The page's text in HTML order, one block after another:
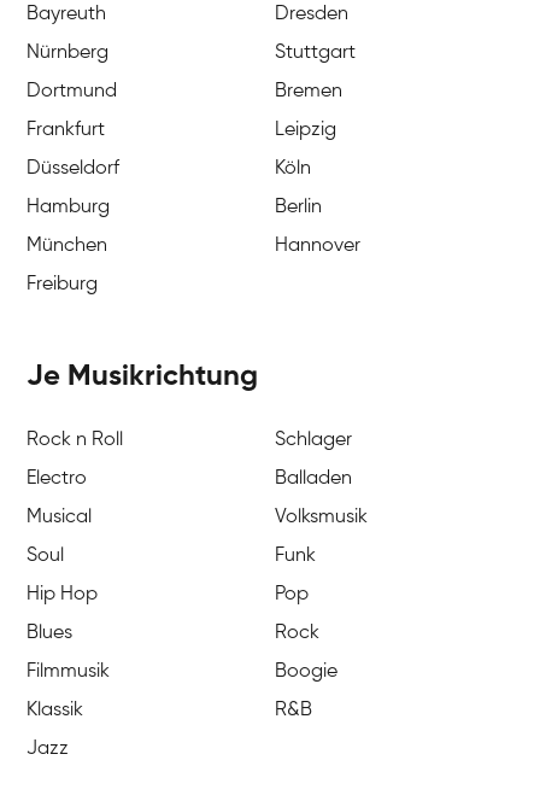
Bayreuth
Dresden
Nürnberg
Stuttgart
Dortmund
Bremen
Frankfurt
Leipzig
Düsseldorf
Köln
Hamburg
Berlin
München
Hannover
Freiburg
Je Musikrichtung
Rock n Roll
Schlager
Electro
Balladen
Musical
Volksmusik
Soul
Funk
Hip Hop
Pop
Blues
Rock
Filmmusik
Boogie
Klassik
R&B
Jazz